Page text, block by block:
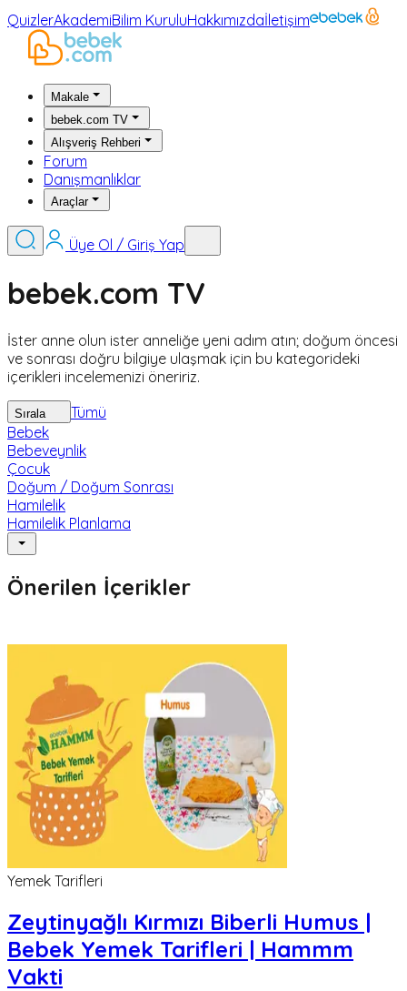
QuizlerAkademiBilim KuruluHakkımızdaİletişim
Makale
bebek.com TV
Alışveriş Rehberi
Forum
Danışmanlıklar
Araçlar
Üye Ol / Giriş Yap
bebek.com TV
İster anne olun ister anneliğe yeni adım atın; doğum öncesi
ve sonrası doğru bilgiye ulaşmak için bu kategorideki
içerikleri incelemenizi öneririz.
Sırala
Tümü
Bebek
Bebeveynlik
Çocuk
Doğum / Doğum Sonrası
Hamilelik
Hamilelik Planlama
Önerilen İçerikler
Yemek Tarifleri
Zeytinyağlı Kırmızı Biberli Humus |
Bebek Yemek Tarifleri | Hammm
Vakti